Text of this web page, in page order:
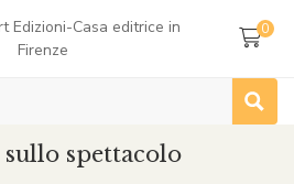
0
spettacolo